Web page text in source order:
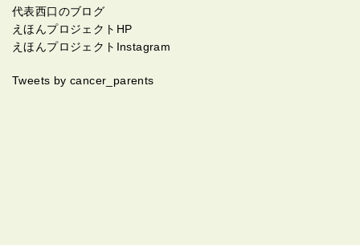
代表西口のブログ
えほんプロジェクトHP
えほんプロジェクトInstagram
Tweets by cancer_parents